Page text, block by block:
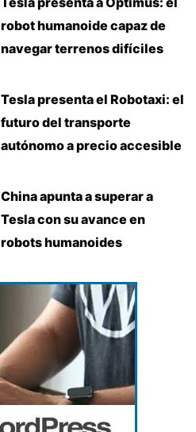
robot humanoide capaz de
navegar terrenos difíciles
Tesla presenta el Robotaxi: el
futuro del transporte
autónomo a precio accesible
China apunta a superar a
Tesla con su avance en
robots humanoides